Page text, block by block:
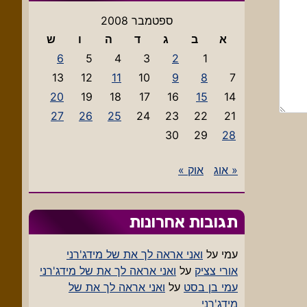
ספטמבר 2008
א
ב ג ד ה ו
ש
1
2
3
4
5
6
7
8
9
10
11
12
13
14
15
16
17
18
19
20
21
22
23
24
25
26
27
28
29
30
« אוג אוק »
תגובות אחרונות
עמי על ואני אראה לך את של מידג'רני
אורי צציק על ואני אראה לך את של מידג'רני
עמי בן בסט על ואני אראה לך את של
מידג'רני